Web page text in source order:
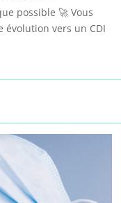
possible 🚀 Vous
évolution vers un CDI